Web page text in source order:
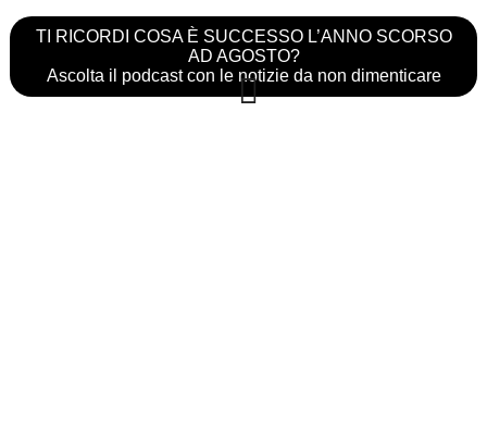
TI RICORDI COSA È SUCCESSO L’ANNO SCORSO
AD AGOSTO?
Ascolta il podcast con le notizie da non dimenticare